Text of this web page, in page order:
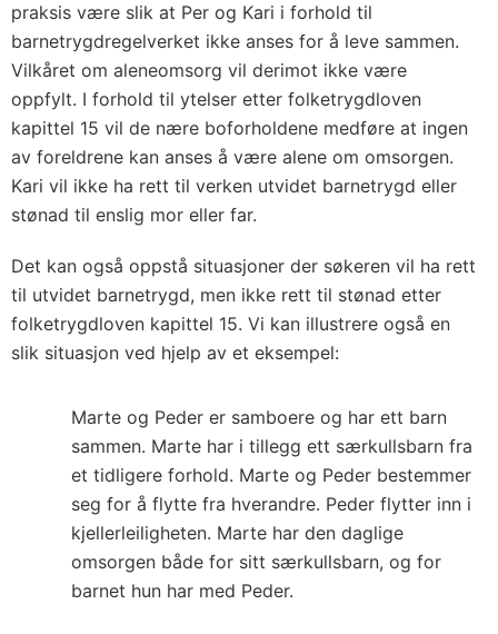
praksis være slik at Per og Kari i forhold til
barnetrygdregelverket ikke anses for å leve sammen.
Vilkåret om aleneomsorg vil derimot ikke være
oppfylt. I forhold til ytelser etter folketrygdloven
kapittel 15 vil de nære boforholdene medføre at ingen
av foreldrene kan anses å være alene om omsorgen.
Kari vil ikke ha rett til verken utvidet barnetrygd eller
stønad til enslig mor eller far.
Det kan også oppstå situasjoner der søkeren vil ha rett
til utvidet barnetrygd, men ikke rett til stønad etter
folketrygdloven kapittel 15. Vi kan illustrere også en
slik situasjon ved hjelp av et eksempel:
Marte og Peder er samboere og har ett barn
sammen. Marte har i tillegg ett særkullsbarn fra
et tidligere forhold. Marte og Peder bestemmer
seg for å flytte fra hverandre. Peder flytter inn i
kjellerleiligheten. Marte har den daglige
omsorgen både for sitt særkullsbarn, og for
barnet hun har med Peder.